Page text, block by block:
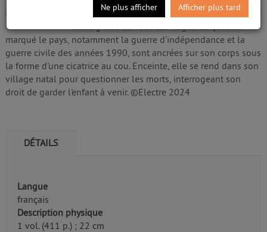
2
Aube est une jeune Algérienne muette qui rêve
d'une greffe de voix. Les tragédies qui ont
marqué le pays, notamment la guerre d'indépendance et la
guerre civile des années 1990, sont ancrées sur son corps sous
la forme d'une cicatrice au cou. Enceinte, elle se rend dans son
village natal pour questionner les morts, interrogeant son
droit de garder l'enfant à venir. ©Electre 2024
DÉTAILS
Langue
français
Description physique
1 vol. (411 p.) ; 22 cm
Ne plus afficher Afficher plus tard